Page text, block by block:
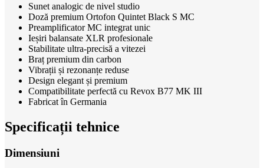
Sunet analogic de nivel studio
Doză premium Ortofon Quintet Black S MC
Preamplificator MC integrat unic
Ieșiri balansate XLR profesionale
Stabilitate ultra-precisă a vitezei
Braț premium din carbon
Vibrații și rezonanțe reduse
Design elegant și premium
Compatibilitate perfectă cu Revox B77 MK III
Fabricat în Germania
Specificații tehnice
Dimensiuni